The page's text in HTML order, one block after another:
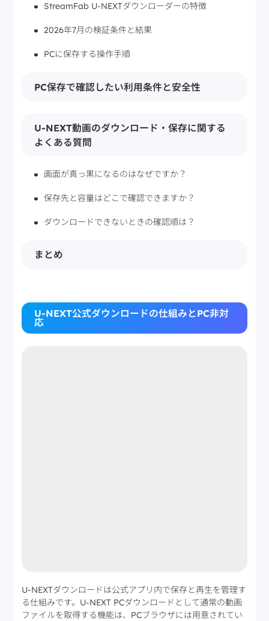
StreamFab U-NEXTダウンローダーの特徴
2026年7月の検証条件と結果
PCに保存する操作手順
PC保存で確認したい利用条件と安全性
U-NEXT動画のダウンロード・保存に関する
よくある質問
画面が真っ黒になるのはなぜですか？
保存先と容量はどこで確認できますか？
ダウンロードできないときの確認順は？
まとめ
U-NEXT公式ダウンロードの仕組みとPC非対
応
U-NEXTダウンロードは公式アプリ内で保存と再生を管理す
る仕組みです。U-NEXT PCダウンロードとして通常の動画
ファイルを取得する機能は、PCブラウザには用意されてい